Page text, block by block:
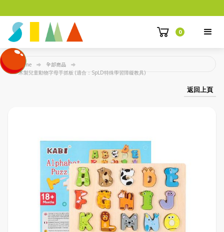
0
Home 全部商品
木製兒童動物字母手抓板 (適合：SpLD特殊學習障礙教具)
返回上頁